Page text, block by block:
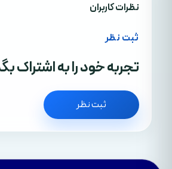
نظرات کاربران
ثبت نظر
تجربه خود را به اشتراک
ثبت نظر